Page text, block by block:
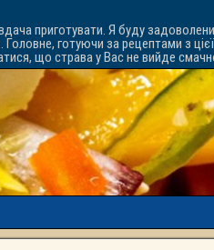
приготувати. Я буду
готуючи за рецептами з
що страва у Вас не вийде